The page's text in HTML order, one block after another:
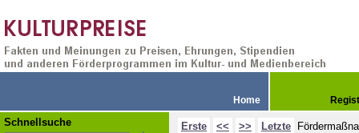
Home
Erste << >> Letzte
Schnellsuche